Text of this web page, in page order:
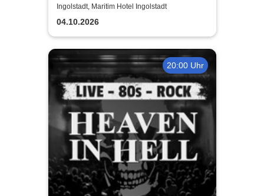
Berthold Schick und seine
Allgäu 6
Ingolstadt, Maritim Hotel Ingolstadt
04.10.2026
20:00 Uhr